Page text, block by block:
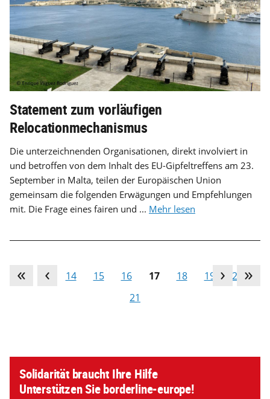
Statement zum vorläufigen
Relocationmechanismus
Die unterzeichnenden Organisationen, direkt involviert in
und betroffen von dem Inhalt des EU-Gipfeltreffens am 23.
September in Malta, teilen der Europäischen Union
gemeinsam die folgenden Erwägungen und Empfehlungen
mit. Die Frage eines fairen und ... Mehr lesen
… 13 14 15 16 17 18 19
20
21
Solidarität braucht Ihre Hilfe
Unterstützen Sie borderline-europe!